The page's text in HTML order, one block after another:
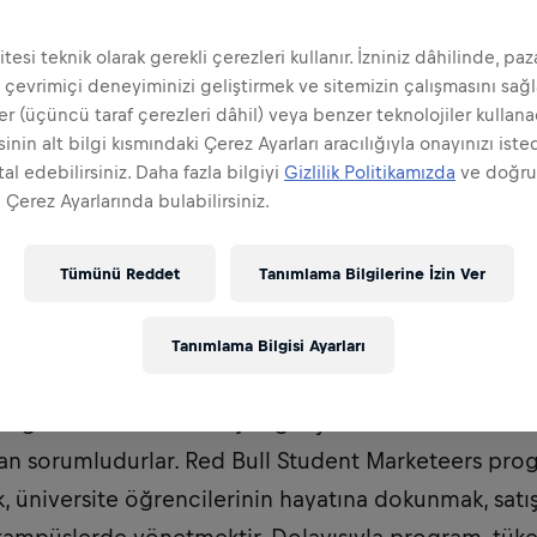
dünyanın en dinamik ve güçlü marka
olurlar. Red Bull'un hedef kitlesini göz önünde
marka imajını geliştirecek ve ürün
sorumludurlar. Red Bull Student Marketeers
öğrencilerinin hayatına dokunmak,
teknik olarak gerekli çerezleri kullanır. İzniniz dâhilinde,
çevrimiçi deneyiminizi geliştirmek ve sitemizin çalışmasını
(üçüncü taraf çerezleri dâhil) veya benzer teknolojiler
alt bilgi kısmındaki Çerez Ayarları aracılığıyla onayınızı
edebilirsiniz. Daha fazla bilgiyi Gizlilik Politikamızda ve
Çerez Ayarlarında bulabilirsiniz.
Tümünü Reddet Tanımlama Bilgilerine İzin Ver
Tanımlama Bilgisi Ayarları